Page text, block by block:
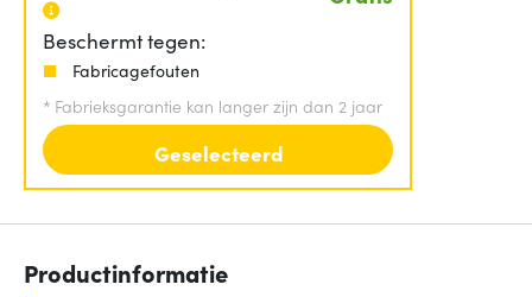
Beschermt tegen:
Fabricagefouten
* Fabrieksgarantie kan langer zijn dan 2 jaar
Geselecteerd
Productinformatie